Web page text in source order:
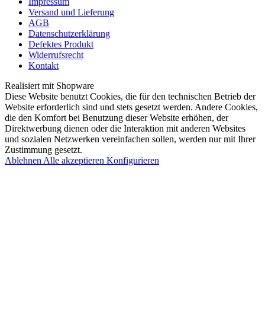
Versand und Lieferung
AGB
Datenschutzerklärung
Defektes Produkt
Widerrufsrecht
Kontakt
Realisiert mit Shopware
Diese Website benutzt Cookies, die für den technischen Betrieb der
Website erforderlich sind und stets gesetzt werden. Andere Cookies,
die den Komfort bei Benutzung dieser Website erhöhen, der
Direktwerbung dienen oder die Interaktion mit anderen Websites
und sozialen Netzwerken vereinfachen sollen, werden nur mit Ihrer
Zustimmung gesetzt.
Ablehnen Alle akzeptieren Konfigurieren